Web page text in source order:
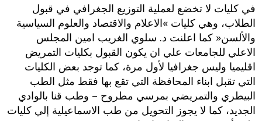
‬في كليات لا تخضع لعملية التوزيع الجغرافي في قبول
الطلاب،‮ ‬وهي كليات‮ »‬الاعلام والاقتصاد والعلوم السياسية
والألسن‮« ‬كما اعلنت د‮. ‬سلوي الغريب امين المجلس
الاعلي للجامعات علي ان يكون القبول بكليات التمريض
اقليميا وليس جغرافيا لأول مرة،‮ ‬كما توجد بعض الكليات
التي تقبل ابناء المحافظة التي تقع بها فقط مثل الطب
البيطري والتمريضي بمرسي مطروح‮ – ‬وطب قنا بالوادي
الجديد،‮ ‬كما لا يجوز التحويل من طب الاسماعيلية إلي كليات